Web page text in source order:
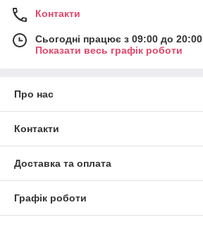
Контакти
Сьогодні працює з 09:00 до 20:00
Показати весь графік роботи
Про нас
Контакти
Доставка та оплата
Графік роботи